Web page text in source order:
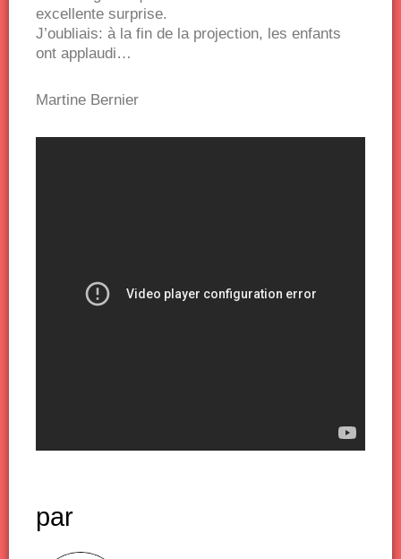
excellente surprise.
J’oubliais: à la fin de la projection, les enfants
ont applaudi…
Martine Bernier
par